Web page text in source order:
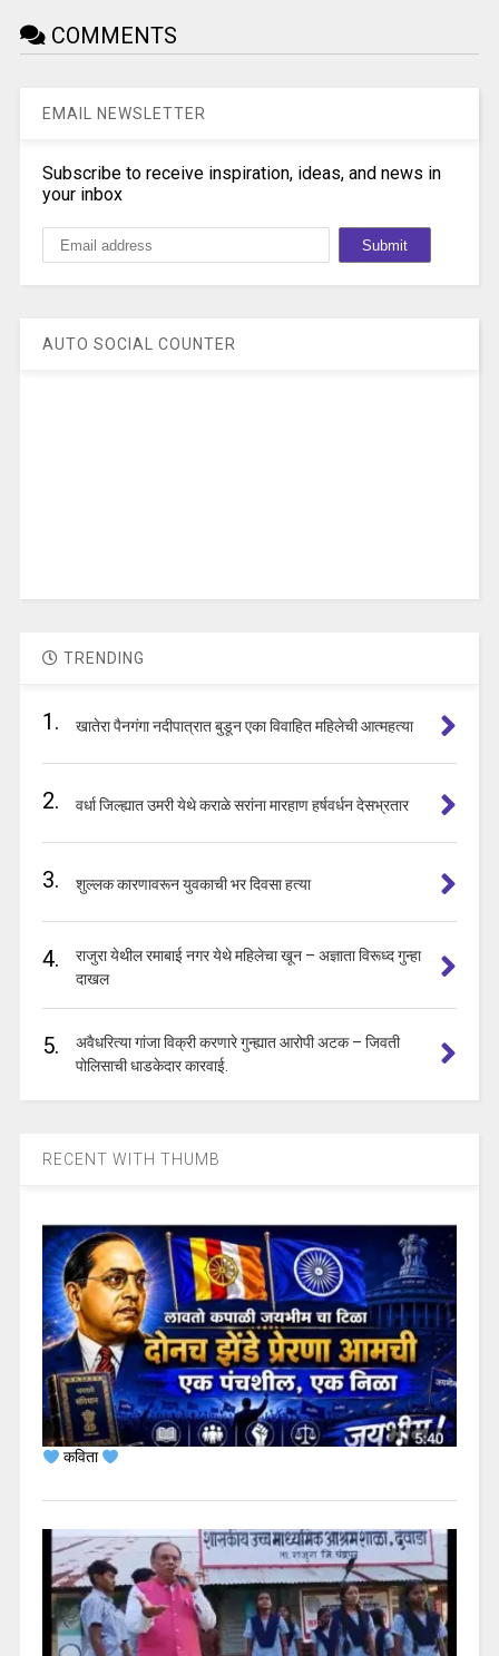
COMMENTS
EMAIL NEWSLETTER
Subscribe to receive inspiration, ideas, and news in
your inbox
AUTO SOCIAL COUNTER
TRENDING
1. खातेरा पैनगंगा नदीपात्रात बुडून एका विवाहित महिलेची आत्महत्या
2. वर्धा जिल्ह्यात उमरी येथे कराळे सरांना मारहाण हर्षवर्धन देसभ्रतार
3. शुल्लक कारणावरून युवकाची भर दिवसा हत्या
4.
राजुरा येथील रमाबाई नगर येथे महिलेचा खून – अज्ञाता विरूध्द गुन्हा
दाखल
5.
अवैधरित्या गांजा विक्री करणारे गुन्ह्यात आरोपी अटक – जिवती
पोलिसाची धाडकेदार कारवाई.
RECENT WITH THUMB
कविता